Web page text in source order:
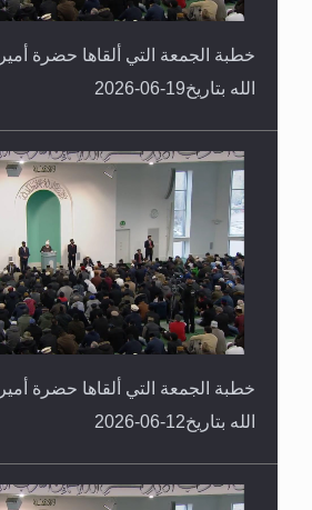
خطبة الجمعة التي ألقاها حضرة أمير
الله بتاريخ19-06-2026
خطبة الجمعة التي ألقاها حضرة أمير
الله بتاريخ12-06-2026